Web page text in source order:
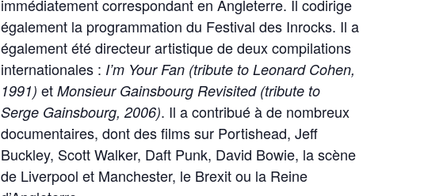
immédiatement correspondant en Angleterre. Il codirige
également la programmation du Festival des Inrocks. Il a
également été directeur artistique de deux compilations
internationales : I’m Your Fan (tribute to Leonard Cohen,
1991) et Monsieur Gainsbourg Revisited (tribute to
Serge Gainsbourg, 2006). Il a contribué à de nombreux
documentaires, dont des films sur Portishead, Jeff
Buckley, Scott Walker, Daft Punk, David Bowie, la scène
de Liverpool et Manchester, le Brexit ou la Reine